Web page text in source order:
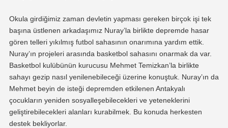
Okula girdiğimiz zaman devletin yapması gereken birçok işi tek
başına üstlenen arkadaşımız Nuray’la birlikte depremde hasar
gören telleri yıkılmış futbol sahasının onarımına yardım ettik.
Nuray’ın projeleri arasında basketbol sahasını onarmak da var.
Basketbol kulübünün kurucusu Mehmet Temizkan’la birlikte
sahayı gezip nasıl yenilenebileceği üzerine konuştuk. Nuray’ın da
Mehmet beyin de isteği depremden etkilenen Antakyalı
çocukların yeniden sosyalleşebilecekleri ve yeteneklerini
geliştirebilecekleri alanları kurabilmek. Bu konuda herkesten
destek bekliyorlar.